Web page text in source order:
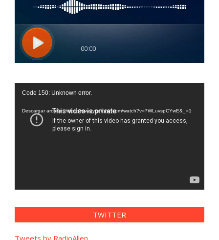
Reproductor
vídeo
Code 150: Unknown error.
Descargar archivo: https://www.youtube.com/watch?v=7WLuvspCYwE&_=1
TWITTER